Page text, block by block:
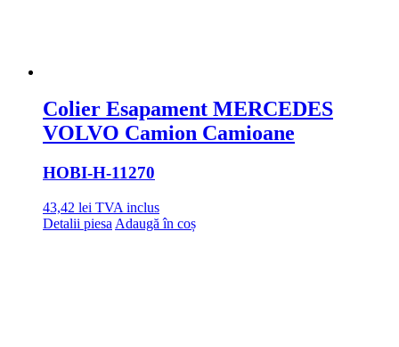
Colier Esapament MERCEDES
VOLVO Camion Camioane
HOBI-H-11270
43,42 lei TVA inclus
Detalii piesa Adaugă în coș